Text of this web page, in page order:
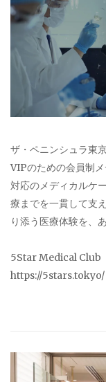
ザ・ペニンシュラ東
VIPのための会員制
対応のメディカルケ
療までを一貫して支
り添う医療体験を、
5Star Medical Club
https://5stars.tokyo/